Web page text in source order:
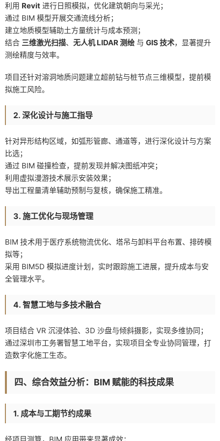
利用 Revit 进行日照模拟，优化建筑朝向与采光；
通过 BIM 模型开展交通流线分析；
建立地质模型辅助土方量统计与成本预测；
结合 三维激光扫描、 无人机 LIDAR 测绘 与 GIS 技术，显著提升
测绘精度与效率。
项目还针对溶洞地质问题建立超前钻与桩节点三维模型，提前模
拟施工风险。
2. 深化设计与施工指导
针对异形结构区域，如弧形管廊、通道等，进行深化设计与方案
比选；
通过 BIM 碰撞检查，提前发现并解决图纸冲突；
利用虚拟漫游技术展示安装效果；
导出工程量清单辅助预制与复核，确保施工精准。
3. 施工优化与现场管理
BIM 技术用于医疗系统物流优化、塔吊与卸料平台布置、排砖模
拟等；
采用 BIM5D 模拟进度计划，实时跟踪施工进展，提升成本与安
全管理水平。
4. 智慧工地与多技术融合
项目结合 VR 沉浸体验、3D 沙盘与倾斜摄影，实现多维协同；
通过深圳市工务署智慧工地平台，实现项目全专业协同管理，打
造数字化施工生态。
四、综合效益分析：BIM 赋能的科技成果
1. 成本与工期节约成果